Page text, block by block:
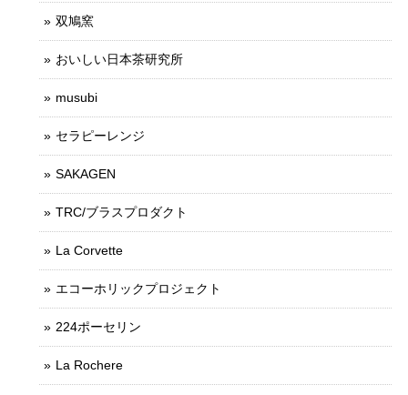
双鳩窯
おいしい日本茶研究所
musubi
セラピーレンジ
SAKAGEN
TRC/ブラスプロダクト
La Corvette
エコーホリックプロジェクト
224ポーセリン
La Rochere